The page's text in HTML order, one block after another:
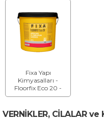
Zemin Kaplama
Yapıştırıcısı
Fixa Yapı
Kimyasalları -
Floorfix Eco 20 -
Akrilik Esaslı Pvc
Yapıştırıcısı
VERNİKLER, CİLALAR ve